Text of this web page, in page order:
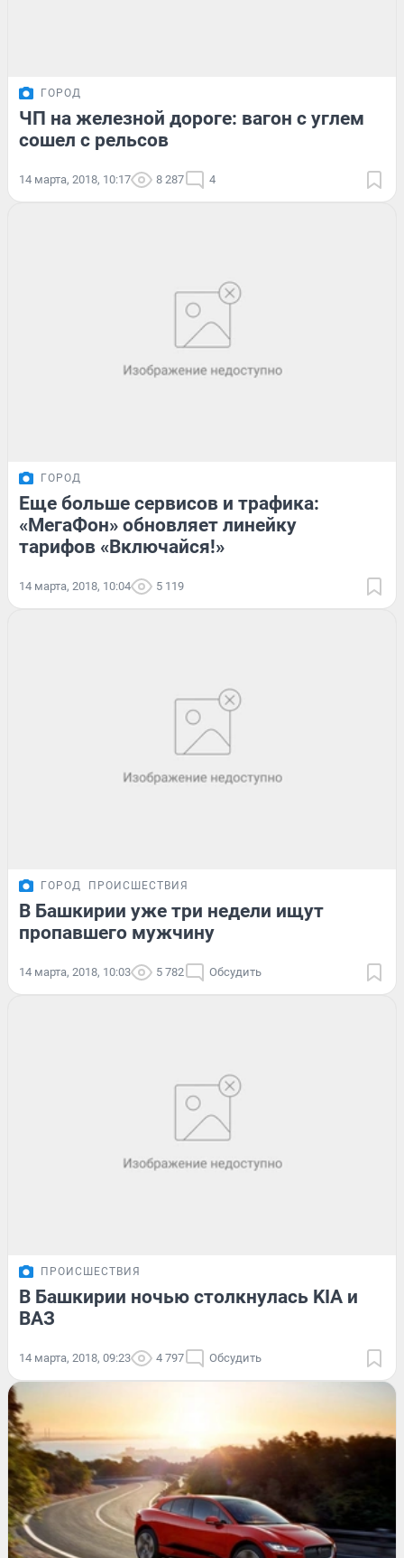
ГОРОД
ЧП на железной дороге: вагон с углем
сошел с рельсов
14 марта, 2018, 10:17 8 287 4
ГОРОД
Еще больше сервисов и трафика:
«МегаФон» обновляет линейку
тарифов «Включайся!»
14 марта, 2018, 10:04 5 119
ГОРОД ПРОИСШЕСТВИЯ
В Башкирии уже три недели ищут
пропавшего мужчину
14 марта, 2018, 10:03 5 782 Обсудить
ПРОИСШЕСТВИЯ
В Башкирии ночью столкнулась KIA и
ВАЗ
14 марта, 2018, 09:23 4 797 Обсудить